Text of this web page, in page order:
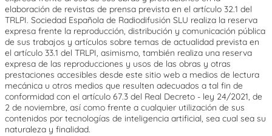
elaboración de revistas de prensa prevista en el artículo 32.1 del
TRLPI. Sociedad Española de Radiodifusión SLU realiza la reserva
expresa frente la reproducción, distribución y comunicación pública
de sus trabajos y artículos sobre temas de actualidad prevista en
el artículo 33.1 del TRLPI, asimismo, también realiza una reserva
expresa de las reproducciones y usos de las obras y otras
prestaciones accesibles desde este sitio web a medios de lectura
mecánica u otros medios que resulten adecuados a tal fin de
conformidad con el artículo 67.3 del Real Decreto - ley 24/2021, de
2 de noviembre, así como frente a cualquier utilización de sus
contenidos por tecnologías de inteligencia artificial, sea cual sea su
naturaleza y finalidad.